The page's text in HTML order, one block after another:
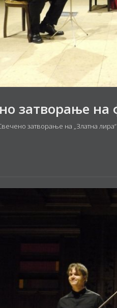
затворање на „Златна лира“